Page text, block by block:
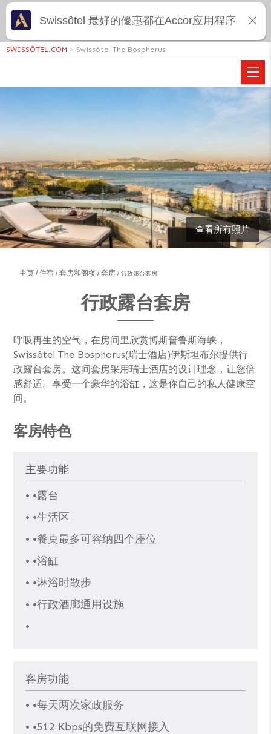
查看所有照片
主页 住宿 套房和阁楼 套房 行政露台套房
行政露台套房
呼吸再生的空气，在房间里欣赏博斯普鲁斯海峡，
Swissôtel The Bosphorus(瑞士酒店)伊斯坦布尔提供行
政露台套房。这间套房采用瑞士酒店的设计理念，让您倍
感舒适。享受一个豪华的浴缸，这是你自己的私人健康空
间。
客房特色
主要功能
• •露台
• •生活区
• •餐桌最多可容纳四个座位
• •浴缸
• •淋浴时散步
• •行政酒廊通用设施
•
客房功能
• •每天两次家政服务
• •512 Kbps的免费互联网接入
SWISSÔTEL.COM > Swissôtel The Bosphorus
Swissôtel 最好的優惠都在Accor应用程序